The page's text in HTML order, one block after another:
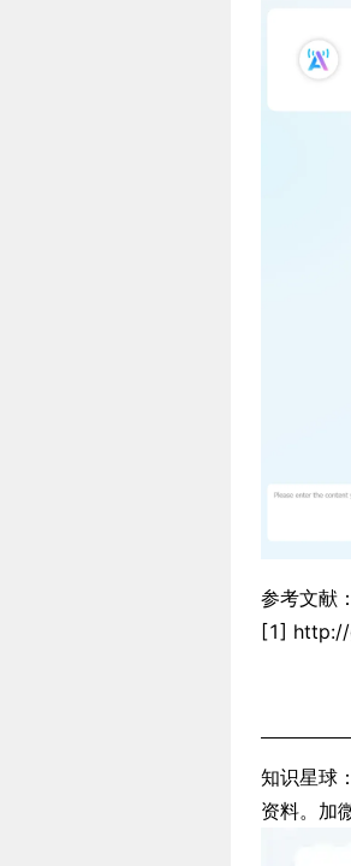
参考文献：
[1] http://
知识星球
资料。加